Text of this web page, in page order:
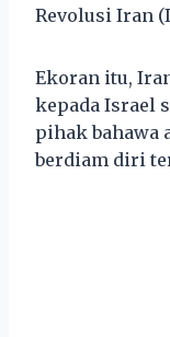
Revolusi Iran
Ekoran itu,
kepada Israel
pihak bahawa
berdiam diri